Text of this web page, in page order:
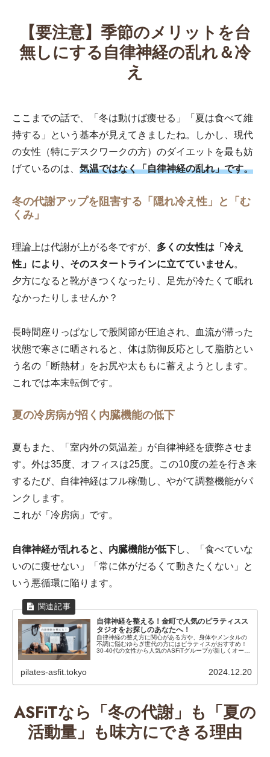
【要注意】季節のメリットを台
無しにする自律神経の乱れ＆冷
え
ここまでの話で、「冬は動けば痩せる」「夏は食べて維
持する」という基本が見えてきましたね。しかし、現代
の女性（特にデスクワークの方）のダイエットを最も妨
げているのは、 気温ではなく「自律神経の乱れ」です。
冬の代謝アップを阻害する「隠れ冷え性」と「む
くみ」
理論上は代謝が上がる冬ですが、 多くの女性は「冷え
性」により、そのスタートラインに立てていません。
夕方になると靴がきつくなったり、足先が冷たくて眠れ
なかったりしませんか？
長時間座りっぱなしで股関節が圧迫され、血流が滞った
状態で寒さに晒されると、体は防御反応として脂肪とい
う名の「断熱材」をお尻や太ももに蓄えようとします。
これでは本末転倒です。
夏の冷房病が招く内臓機能の低下
夏もまた、「室内外の気温差」が自律神経を疲弊させま
す。外は35度、オフィスは25度。この10度の差を行き来
するたび、自律神経はフル稼働し、やがて調整機能がパ
ンクします。
これが「冷房病」です。
自律神経が乱れると、内臓機能が低下し、「食べていな
いのに痩せない」「常に体がだるくて動きたくない」と
いう悪循環に陥ります。
自律神経を整える！金町で人気のピラティスス
タジオをお探しのあなたへ！
自律神経の整え方に関心がある方や、身体やメンタルの
不調に悩むゆらぎ世代の方にはピラティスがおすすめ！
30-40代の女性から人気のASFiTグループが新しくオープ
pilates-asfit.tokyo 2024.12.20
ASFiTなら「冬の代謝」も「夏の
活動量」も味方にできる理由